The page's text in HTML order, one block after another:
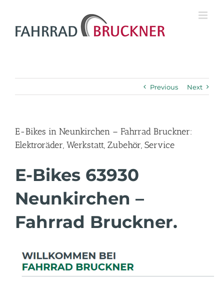
Previous Next
E-Bikes in Neunkirchen – Fahrrad Bruckner:
Elektroräder, Werkstatt, Zubehör, Service
E-Bikes 63930
Neunkirchen –
Fahrrad Bruckner.